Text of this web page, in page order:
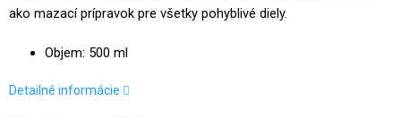
ako mazací prípravok pre všetky pohyblivé diely.
Objem: 500 ml
Detailné informácie